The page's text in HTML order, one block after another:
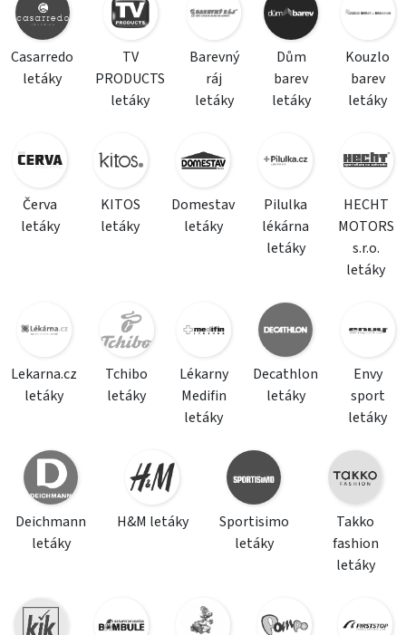
Casarredo
letáky
TV
PRODUCTS
letáky
Barevný
ráj
letáky
Dům
barev
letáky
Kouzlo
barev
letáky
Červa
letáky
KITOS
letáky
Domestav
letáky
Pilulka
lékárna
letáky
HECHT
MOTORS
s.r.o.
letáky
Lekarna.cz
letáky
Tchibo
letáky
Lékarny
Medifin
letáky
Decathlon
letáky
Envy
sport
letáky
Deichmann
letáky
H&M letáky
Sportisimo
letáky
Takko
fashion
letáky